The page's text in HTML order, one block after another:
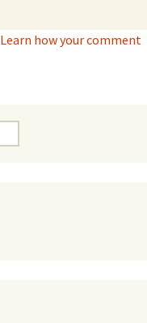
Learn how your comment